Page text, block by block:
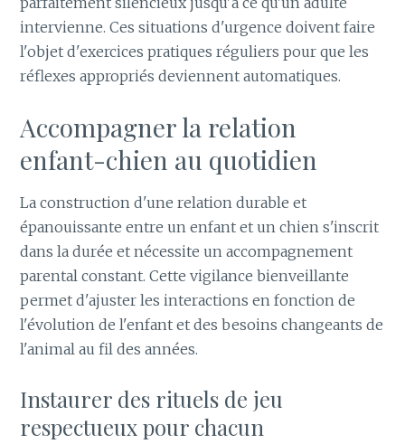
intervienne. Ces situations d'urgence doivent faire
l'objet d'exercices pratiques réguliers pour que les
réflexes appropriés deviennent automatiques.
Accompagner la relation
enfant-chien au quotidien
La construction d'une relation durable et
épanouissante entre un enfant et un chien s'inscrit
dans la durée et nécessite un accompagnement
parental constant. Cette vigilance bienveillante
permet d'ajuster les interactions en fonction de
l'évolution de l'enfant et des besoins changeants de
l'animal au fil des années.
Instaurer des rituels de jeu
respectueux pour chacun